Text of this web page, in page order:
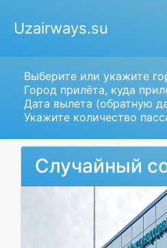
Uzairways.su
Выберите или укажите
Город прилёта, куда
Дата вылета (обратную
Укажите количество
Случайный